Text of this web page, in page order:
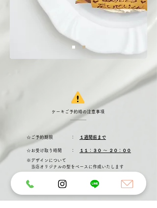
ケーキご予約時の注意事項
☆ご予約期限 ： １週間前まで
☆お受け取り時間 ： １１：３０ 〜 ２０：００
※デザインについて
当店オリジナルの型をベースに作成いたします
​☆定休日 ：